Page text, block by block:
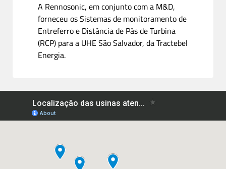
A Rennosonic, em conjunto com a M&D,
forneceu os Sistemas de monitoramento de
Entreferro e Distância de Pás de Turbina
(RCP) para a UHE São Salvador, da Tractebel
Energia.